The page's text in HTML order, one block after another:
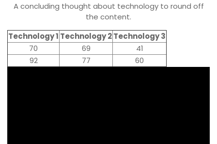
A concluding thought about technology to round off
the content.
Technology 1 Technology 2Technology 3
70
69
41
92
77 60